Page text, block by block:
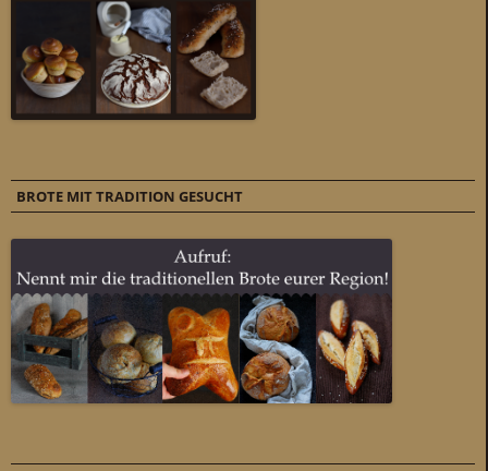
BROTE MIT TRADITION GESUCHT